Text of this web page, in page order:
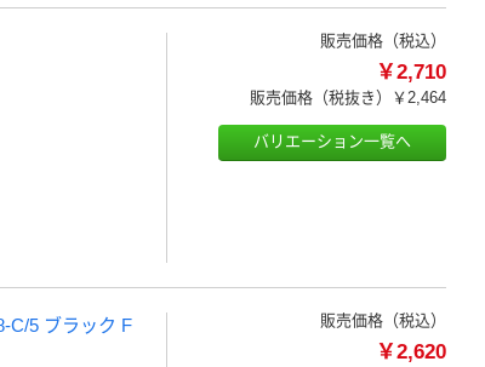
販売価格（税込）
￥2,710
販売価格（税抜き） ￥2,464
バリエーション一覧へ
C/5 ブラック F
販売価格（税込）
￥2,620